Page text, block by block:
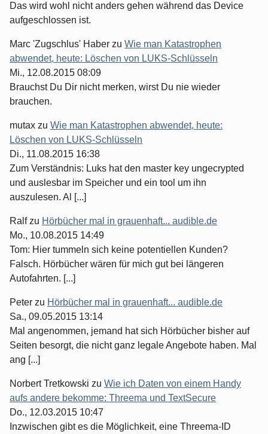
Das wird wohl nicht anders gehen während das Device
aufgeschlossen ist.
Marc 'Zugschlus' Haber zu Wie man Katastrophen
abwendet, heute: Löschen von LUKS-Schlüsseln
Mi., 12.08.2015 08:09
Brauchst Du Dir nicht merken, wirst Du nie wieder
brauchen.
mutax zu Wie man Katastrophen abwendet, heute:
Löschen von LUKS-Schlüsseln
Di., 11.08.2015 16:38
Zum Verständnis: Luks hat den master key ungecrypted
und auslesbar im Speicher und ein tool um ihn
auszulesen. Al [...]
Ralfzu Hörbücher mal in grauenhaft... audible.de
Mo., 10.08.2015 14:49
Tom: Hier tummeln sich keine potentiellen Kunden?
Falsch. Hörbücher wären für mich gut bei längeren
Autofahrten. [...]
Peter zu Hörbücher mal in grauenhaft... audible.de
Sa., 09.05.2015 13:14
Mal angenommen, jemand hat sich Hörbücher bisher auf
Seiten besorgt, die nicht ganz legale Angebote haben. Mal
ang [...]
Norbert Tretkowski zu Wie ich Daten von einem Handy
aufs andere bekomme: Threema und TextSecure
Do., 12.03.2015 10:47
Inzwischen gibt es die Möglichkeit, eine Threema-ID